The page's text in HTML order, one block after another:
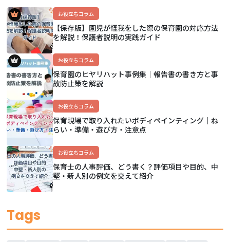
お役立ちコラム
【保存版】園児が怪我をした際の保育園の対応方法
を解説！保護者説明の実践ガイド
お役立ちコラム
保育園のヒヤリハット事例集｜報告書の書き方と事
故防止策を解説
お役立ちコラム
保育現場で取り入れたいボディペインティング｜ね
らい・準備・遊び方・注意点
お役立ちコラム
保育士の人事評価、どう書く？評価項目や目的、中
堅・新人別の例文を交えて紹介
Tags